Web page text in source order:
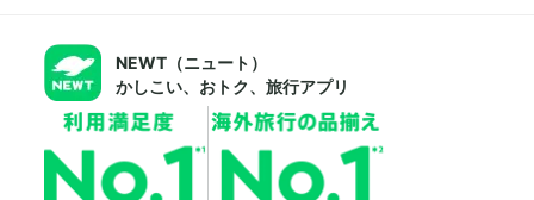
NEWT（ニュート）
かしこい、おトク、旅行アプリ